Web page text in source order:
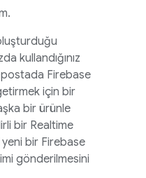
kullandığınız
Firebase
için bir
bir ürünle
bir Realtime
yeni bir Firebase
gönderilmesini